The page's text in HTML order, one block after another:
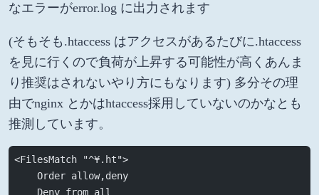
なエラーがerror.log に出力されます
(そもそも.htaccess はアクセスがあるたびに.htaccess
を見に行くので負荷が上昇する可能性が高くあんま
り推奨はされないやり方にもなります) 多分その理
由でnginx とかはhtaccess採用していないのかなとも
推測しています。
<FilesMatch "^¥.ht">
    Order allow,deny
    Deny from all